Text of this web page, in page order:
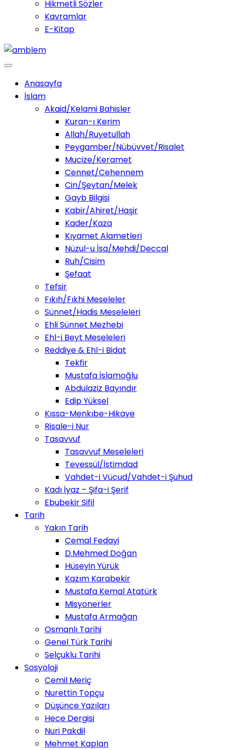
Hikmetli Sözler
Kavramlar
E-Kitap
Anasayfa
İslam
Akaid/Kelami Bahisler
Kuran-ı Kerim
Allah/Ruyetullah
Peygamber/Nübüvvet/Risalet
Mucize/Keramet
Cennet/Cehennem
Cin/Şeytan/Melek
Gayb Bilgisi
Kabir/Ahiret/Haşir
Kader/Kaza
Kıyamet Alametleri
Nüzul-u İsa/Mehdi/Deccal
Ruh/Cisim
Şefaat
Tefsir
Fıkıh/Fıkhi Meseleler
Sünnet/Hadis Meseleleri
Ehli Sünnet Mezhebi
Ehl-i Beyt Meseleleri
Reddiye & Ehl-i Bidat
Tekfir
Mustafa İslamoğlu
Abdulaziz Bayındır
Edip Yüksel
Kıssa-Menkıbe-Hikaye
Risale-i Nur
Tasavvuf
Tasavvuf Meseleleri
Tevessül/İstimdad
Vahdet-i Vücud/Vahdet-i Şuhud
Kadı İyaz – Şifa-i Şerif
Ebubekir Sifil
Tarih
Yakın Tarih
Cemal Fedayi
D.Mehmed Doğan
Hüseyin Yürük
Kazım Karabekir
Mustafa Kemal Atatürk
Misyonerler
Mustafa Armağan
Osmanlı Tarihi
Genel Türk Tarihi
Selçuklu Tarihi
Sosyoloji
Cemil Meriç
Nurettin Topçu
Düşünce Yazıları
Hece Dergisi
Nuri Pakdil
Mehmet Kaplan